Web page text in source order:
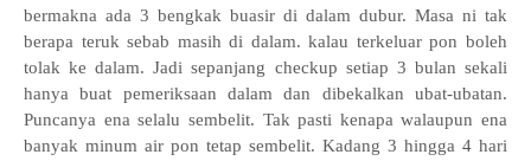
bermakna ada 3 bengkak buasir di dalam dubur. Masa ni tak
berapa teruk sebab masih di dalam. kalau terkeluar pon boleh
tolak ke dalam. Jadi sepanjang checkup setiap 3 bulan sekali
hanya buat pemeriksaan dalam dan dibekalkan ubat-ubatan.
Puncanya ena selalu sembelit. Tak pasti kenapa walaupun ena
banyak minum air pon tetap sembelit. Kadang 3 hingga 4 hari